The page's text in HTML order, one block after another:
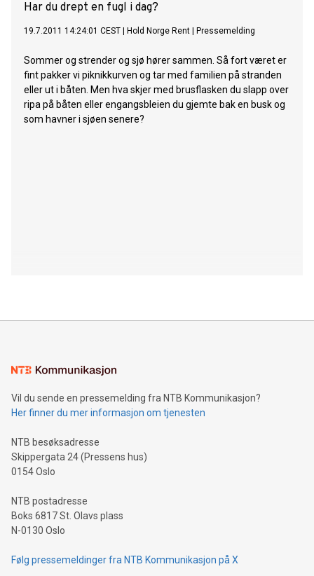
Har du drept en fugl i dag?
19.7.2011 14:24:01 CEST Hold Norge Rent Pressemelding
Sommer og strender og sjø hører sammen. Så fort været er
fint pakker vi piknikkurven og tar med familien på stranden
eller ut i båten. Men hva skjer med brusflasken du slapp over
ripa på båten eller engangsbleien du gjemte bak en busk og
som havner i sjøen senere?
Vil du sende en pressemelding fra NTB Kommunikasjon?
Her finner du mer informasjon om tjenesten
NTB besøksadresse
Skippergata 24 (Pressens hus)
0154 Oslo
NTB postadresse
Boks 6817 St. Olavs plass
N-0130 Oslo
Følg pressemeldinger fra NTB Kommunikasjon på X